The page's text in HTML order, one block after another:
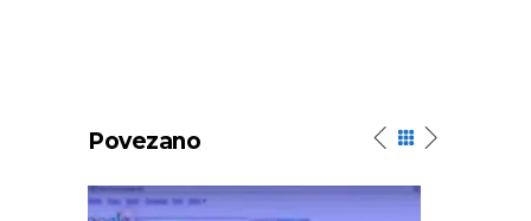
Povezano